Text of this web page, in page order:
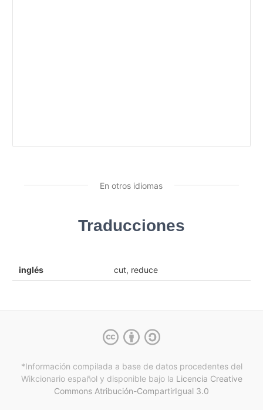
En otros idiomas
Traducciones
inglés cut, reduce
*Información compilada a base de datos procedentes del
Wikcionario español y disponible bajo la Licencia Creative
Commons Atribución-CompartirIgual 3.0